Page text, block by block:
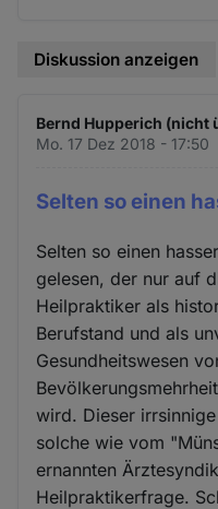
Diskussion anzeigen
Bernd Hupperich (nicht
Mo. 17 Dez 2018 - 17:50
Selten so einen
Selten so einen
gelesen, der nur auf
Heilpraktiker als
Berufstand und als
Gesundheitswesen
wird. Dieser
solche wie vom
ernannten
Heilpraktikerfrage.